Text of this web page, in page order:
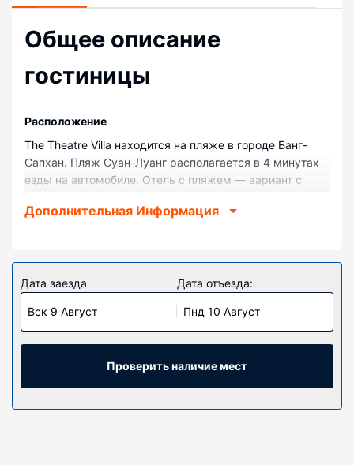
Общее описание
гостиницы
Pасположение
The Theatre Villa находится на пляже в городе Банг-
Сапхан. Пляж Суан-Луанг располагается в 4 минутах
езды на автомобиле. Отель с пляжем — вариант с
находится в 25 км, Храм Ват-Кхао-Тхам-Ма-Ронг — в
Почувствуйте себя как дома в одном из 10 номеров с
кондиционером и другими удобствами, в числе
которых холодильник. Бесплатный беспроводной
доступ к интернету позволит вам всегда оставаться на
связи. Предоставляются следующие удобства и
услуги: бесплатная бутилированная вода. Уборка
Особенности объекта
Дополнительная Информация
Дата заезда
Вск 9 Август
Дата отъезда:
Пнд 10 Август
Проверить наличие мест